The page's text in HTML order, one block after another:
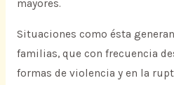
mayores.
Situaciones como ésta
familias, que con frecuencia
formas de violencia y en la